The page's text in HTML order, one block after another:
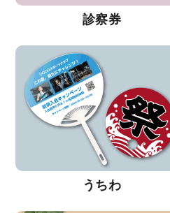
診察券
うちわ